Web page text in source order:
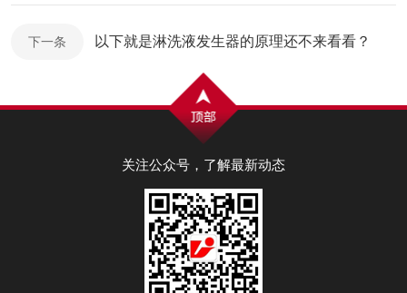
下一条 以下就是淋洗液发生器的原理还不来看看？
关注公众号，了解最新动态